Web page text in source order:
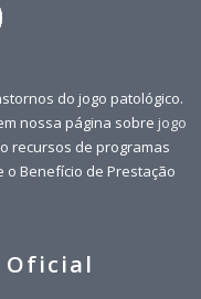
do jogo patológico.
nossa página sobre jogo
recursos de programas
o Benefício de Prestação
Oficial